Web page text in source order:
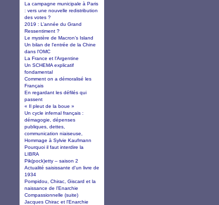
La campagne municipale à Paris
: vers une nouvelle redistribution
des votes ?
2019 : L’année du Grand
Ressentiment ?
Le mystère de Macron’s Island
Un bilan de l'entrée de la Chine
dans l'OMC
La France et l'Argentine
Un SCHEMA explicatif
fondamental
Comment on a démoralisé les
Français
En regardant les défilés qui
passent
« Il pleut de la boue »
Un cycle infernal français :
démagogie, dépenses
publiques, dettes,
communication niaiseuse,
Hommage à Sylvie Kaufmann
Pourquoi il faut interdire la
LIBRA
Pik(pock)etty – saison 2
Actualité saisissante d'un livre de
1934
Pompidou, Chirac, Giscard et la
naissance de l'Enarchie
Compassionnelle (suite)
Jacques Chirac et l'Enarchie